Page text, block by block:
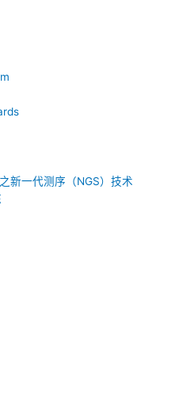
新一代测序（NGS）技术